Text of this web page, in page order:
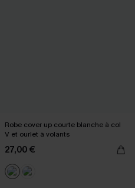
Robe cover up courte blanche à col
V et ourlet à volants
27,00 €